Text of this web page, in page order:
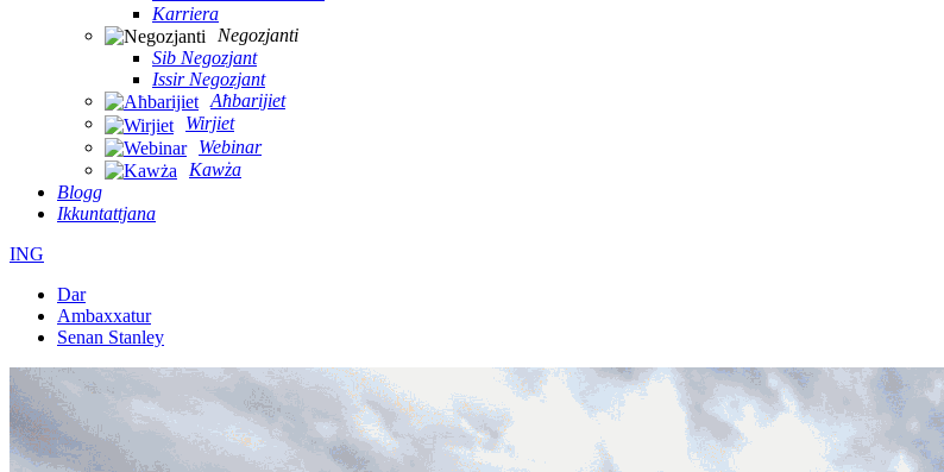
Karriera
Negozjanti
Sib Negozjant
Issir Negozjant
Aħbarijiet
Wirjiet
Webinar
Kawża
Blogg
Ikkuntattjana
ING
Dar
Ambaxxatur
Senan Stanley